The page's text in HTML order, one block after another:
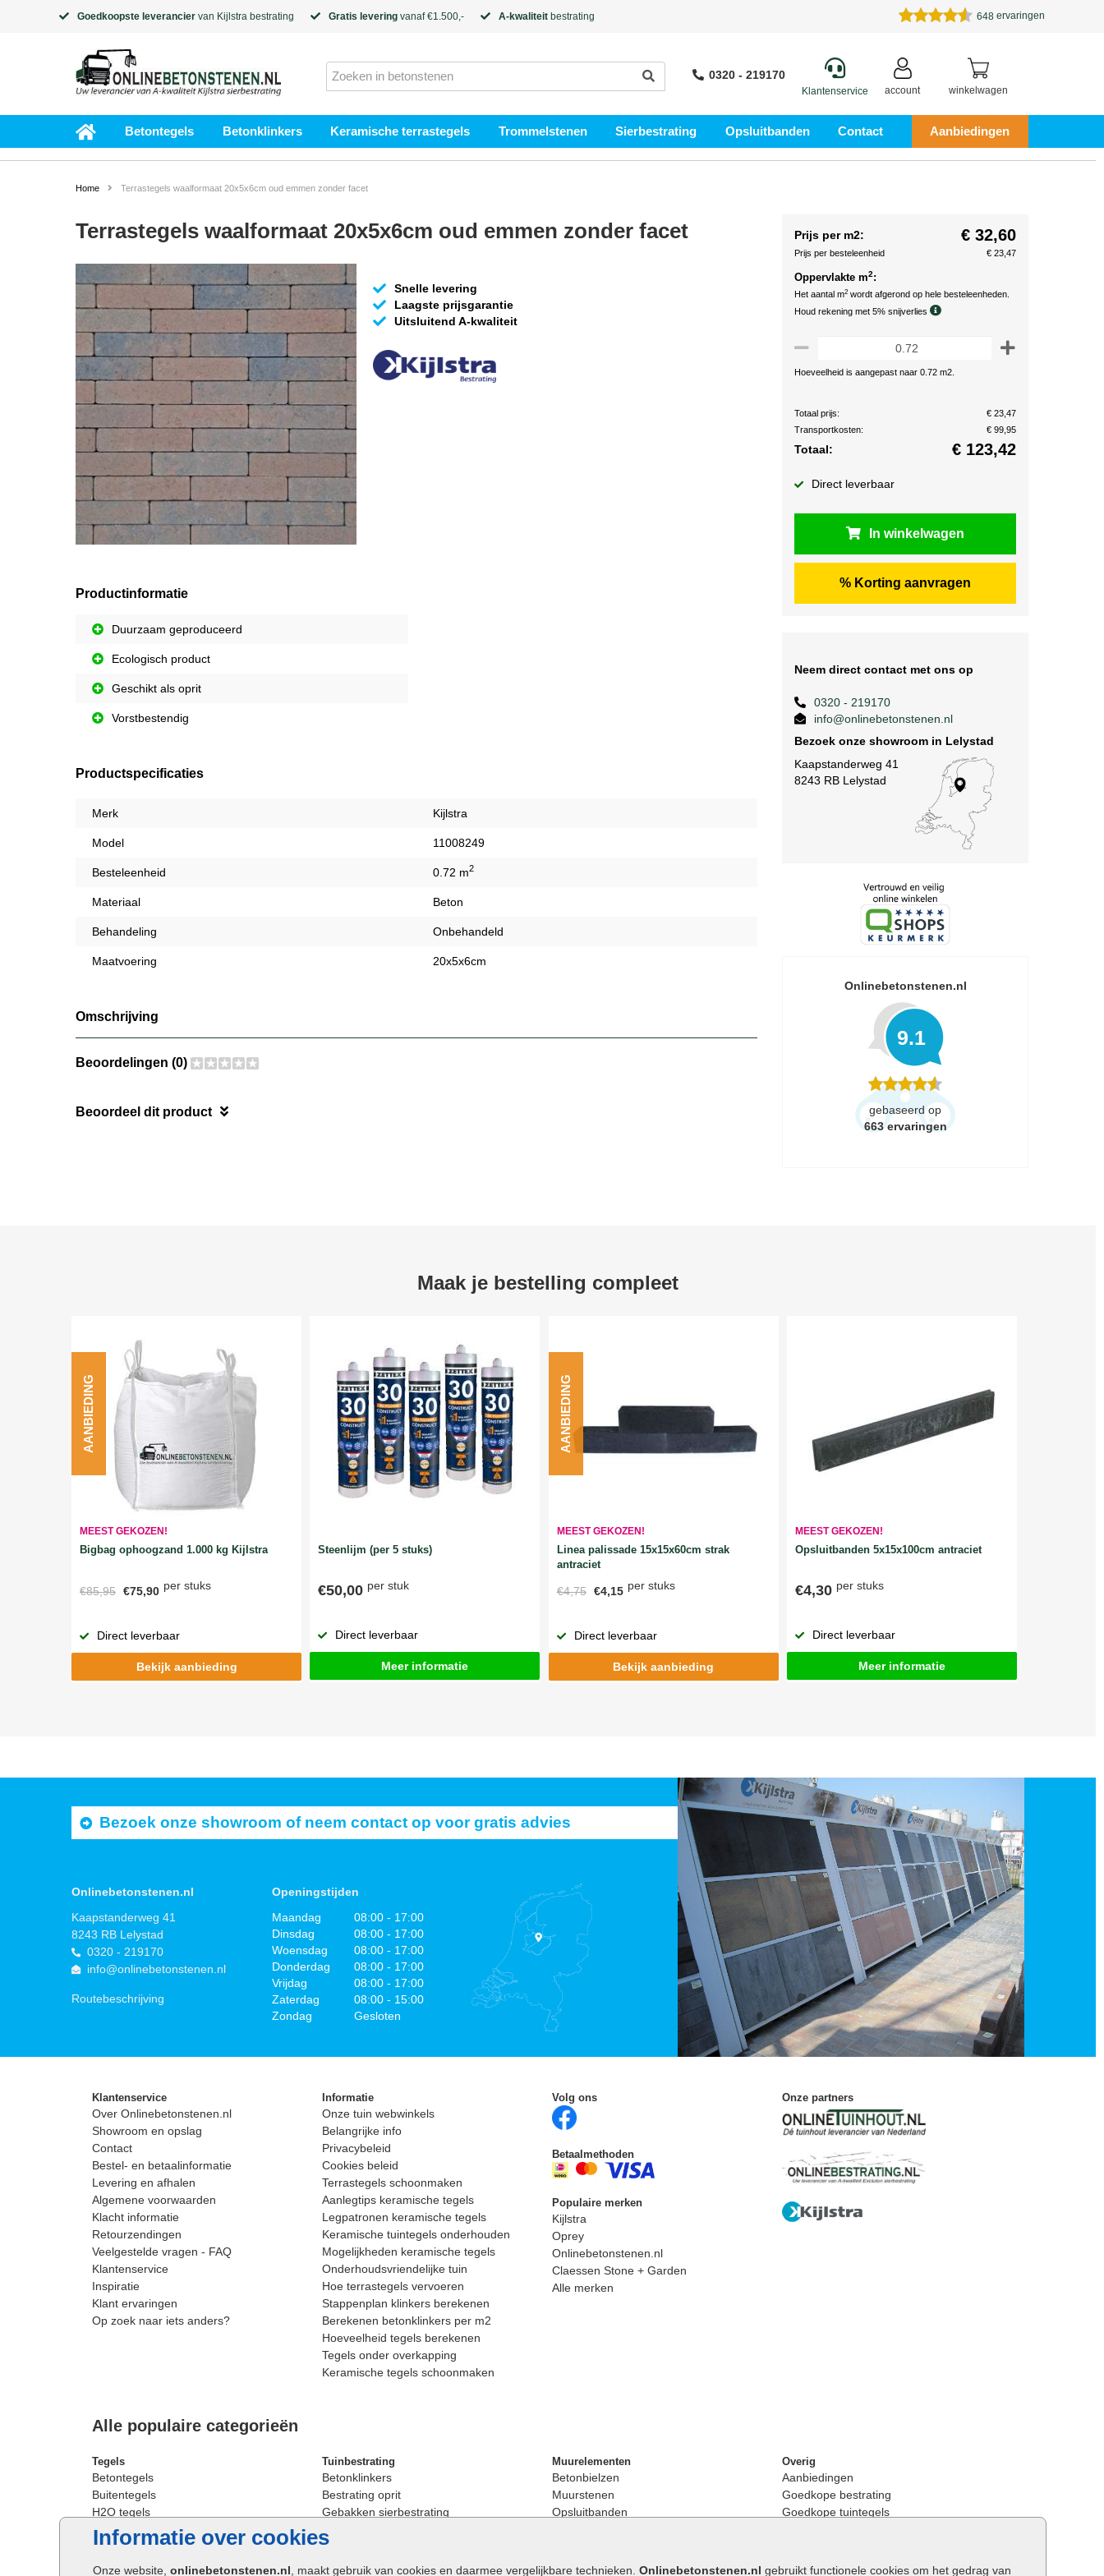
Goedkoopste leverancier van Kijlstra bestrating Gratis levering vanaf €1.500,- A-kwaliteit bestrating 648 ervaringen
0320 - 219170
Klantenservice account winkelwagen
Betontegels Betonklinkers Keramische terrastegels Trommelstenen Sierbestrating Opsluitbanden Contact Aanbiedingen
Informatie over cookies
Onze website, onlinebetonstenen.nl , maakt gebruik van cookies en daarmee vergelijkbare technieken. Onlinebetonstenen.nl gebruikt functionele cookies om het gedrag van
Home Terrastegels waalformaat 20x5x6cm oud emmen zonder facet
Terrastegels waalformaat 20x5x6cm oud emmen zonder facet
Snelle levering
Laagste prijsgarantie
Uitsluitend A-kwaliteit
Productinformatie
Duurzaam geproduceerd
Ecologisch product
Geschikt als oprit
Vorstbestendig
Productspecificaties
Merk Kijlstra
Model 11008249
Besteleenheid 0.72 m2
Materiaal Beton
Behandeling Onbehandeld
Maatvoering 20x5x6cm
Omschrijving
Beoordelingen (0)
Beoordeel dit product
Prijs per m2: € 32,60
Prijs per besteleenheid € 23,47
Oppervlakte m2:
Het aantal m2 wordt afgerond op hele besteleenheden.
Houd rekening met 5% snijverlies
Hoeveelheid is aangepast naar 0.72 m2.
Totaal prijs:
€ 23,47
Transportkosten:
€ 99,95
Totaal: € 123,42
Direct leverbaar
In winkelwagen
% Korting aanvragen
Neem direct contact met ons op
0320 - 219170
info@onlinebetonstenen.nl
Bezoek onze showroom in Lelystad
Kaapstanderweg 41
8243 RB Lelystad
Onlinebetonstenen.nl
9.1
gebaseerd op
663 ervaringen
Maak je bestelling compleet
MEEST GEKOZEN!
Bigbag ophoogzand 1.000 kg Kijlstra
€85,95 €75,90 per stuks
AANBIEDING
Direct leverbaar
Bekijk aanbieding
Steenlijm (per 5 stuks)
€50,00 per stuk
Direct leverbaar
Meer informatie
MEEST GEKOZEN!
Linea palissade 15x15x60cm strak
antraciet
€4,75 €4,15 per stuks
AANBIEDING
Direct leverbaar
Bekijk aanbieding
MEEST GEKOZEN!
Opsluitbanden 5x15x100cm antraciet
€4,30 per stuks
Direct leverbaar
Meer informatie
Bezoek onze showroom of neem contact op voor gratis advies
Onlinebetonstenen.nl
Kaapstanderweg 41
8243 RB Lelystad
0320 - 219170
info@onlinebetonstenen.nl
Routebeschrijving
Openingstijden
Maandag
08:00 - 17:00
Dinsdag
08:00 - 17:00
Woensdag
08:00 - 17:00
Donderdag
08:00 - 17:00
Vrijdag
08:00 - 17:00
Zaterdag
08:00 - 15:00
Zondag
Gesloten
Klantenservice
Over Onlinebetonstenen.nl
Showroom en opslag
Contact
Bestel- en betaalinformatie
Levering en afhalen
Algemene voorwaarden
Klacht informatie
Retourzendingen
Veelgestelde vragen - FAQ
Klantenservice
Inspiratie
Klant ervaringen
Op zoek naar iets anders?
Informatie
Onze tuin webwinkels
Belangrijke info
Privacybeleid
Cookies beleid
Terrastegels schoonmaken
Aanlegtips keramische tegels
Legpatronen keramische tegels
Keramische tuintegels onderhouden
Mogelijkheden keramische tegels
Onderhoudsvriendelijke tuin
Hoe terrastegels vervoeren
Stappenplan klinkers berekenen
Berekenen betonklinkers per m2
Hoeveelheid tegels berekenen
Tegels onder overkapping
Keramische tegels schoonmaken
Volg ons
Betaalmethoden
Populaire merken
Kijlstra
Oprey
Onlinebetonstenen.nl
Claessen Stone + Garden
Alle merken
Onze partners
Alle populaire categorieën
Tegels
Betontegels
Buitentegels
H2O tegels
Keramische terrastegels
Oprit tegels
Patio tegels
Tuinbestrating
Betonklinkers
Bestrating oprit
Gebakken sierbestrating
Strakke bestrating
Straatstenen
Muurelementen
Betonbielzen
Muurstenen
Opsluitbanden
Betonblokken
Overig
Aanbiedingen
Goedkope bestrating
Goedkope tuintegels
Opsluitbanden plaatsen